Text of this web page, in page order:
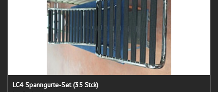
LC4 Spanngurte-Set (35 Stck)